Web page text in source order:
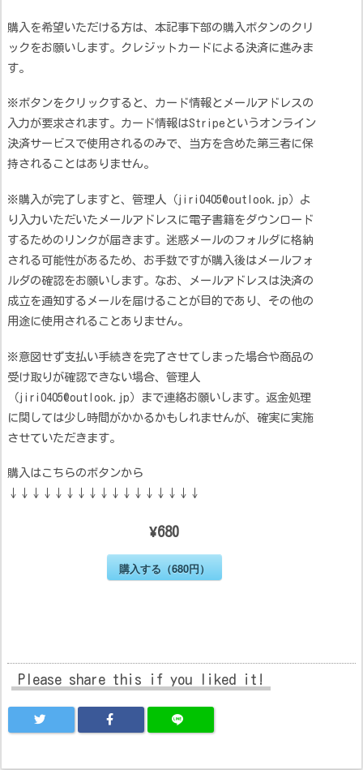
購入を希望いただける方は、本記事下部の購入ボタンのクリ
ックをお願いします。クレジットカードによる決済に進みま
す。
※ボタンをクリックすると、カード情報とメールアドレスの
入力が要求されます。カード情報はStripeというオンライン
決済サービスで使用されるのみで、当方を含めた第三者に保
持されることはありません。
※購入が完了しますと、管理人（jiri0405@outlook.jp）よ
り入力いただいたメールアドレスに電子書籍をダウンロード
するためのリンクが届きます。迷惑メールのフォルダに格納
される可能性があるため、お手数ですが購入後はメールフォ
ルダの確認をお願いします。なお、メールアドレスは決済の
成立を通知するメールを届けることが目的であり、その他の
用途に使用されることありません。
※意図せず支払い手続きを完了させてしまった場合や商品の
受け取りが確認できない場合、管理人
（jiri0405@outlook.jp）まで連絡お願いします。返金処理
に関しては少し時間がかかるかもしれませんが、確実に実施
させていただきます。
購入はこちらのボタンから
↓↓↓↓↓↓↓↓↓↓↓↓↓↓↓↓↓
¥680
購入する（680円）
Please share this if you liked it!